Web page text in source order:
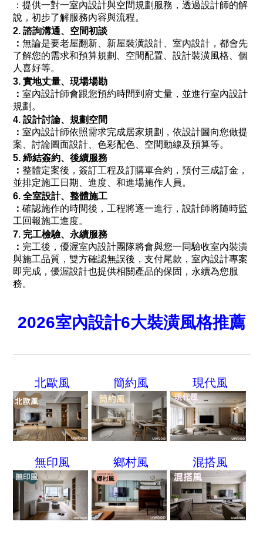
：提供一對一室內設計與空間規劃服務，透過設計師的解
說，初步了解服務內容與流程。
2. 諮詢溝通、空間初談
：無論是要老屋翻新、新屋裝潢設計、室內設計，都會先
了解您的需求和預算規劃、空間配置、設計裝潢風格、個
人喜好等。
3. 實地丈量、現場場勘
：室內設計師會跟您預約時間到府丈量，並進行室內設計
規劃。
4. 設計討論、規劃空間
：室內設計師依照需求完成居家規劃，依設計圖向您做提
案、討論圖面設計、色彩配色、空間動線及預算等。
5. 締結簽約、後續服務
：整體定案後，簽訂工程及訂購單合約，預付三成訂金，
並排定施工日期、進度、和進場施作人員。
6. 全室設計、整體施工
：確認施作的時間後，工程將逐一進行，設計師將隨時監
工回報施工進度。
7. 完工檢驗、永續服務
： 完工後，優渥室內設計團隊將會與您一同驗收室內裝潢
與施工品質，雙方確認無誤後，支付尾款，室內設計專案
即完成，優渥設計也提供相關產品的保固，永續為您服
務。
2026室內設計6大裝潢風格推薦
北歐風 簡約風 現代風
無印風 鄉村風 混搭風